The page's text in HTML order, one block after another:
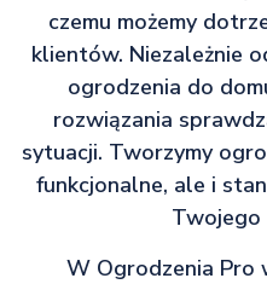
czemu możemy
klientów. Niezależnie
ogrodzenia do
rozwiązania
sytuacji. Tworzymy
funkcjonalne, ale i
Twojego
W Ogrodzenia Pro